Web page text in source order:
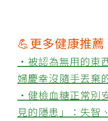
💪更多健康推薦
‧被認為無用的東
婦慶幸沒隨手丟棄
‧健檢血糖正常別
見的隱患」：失智